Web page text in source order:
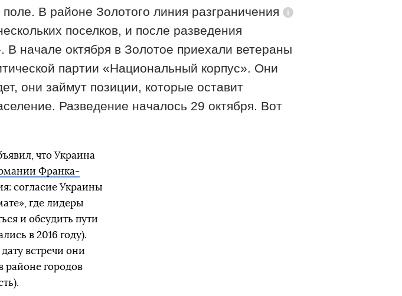
поле. В районе Золотого линия разграничения
Справка
поселков, и после разведения
В начале октября в Золотое приехали ветераны
партии «Национальный корпус». Они
они займут позиции, которые оставит
Разведение началось 29 октября. Вот
что Украина
Франка-
согласие Украины
где лидеры
и обсудить пути
в 2016 году).
встречи они
районе городов